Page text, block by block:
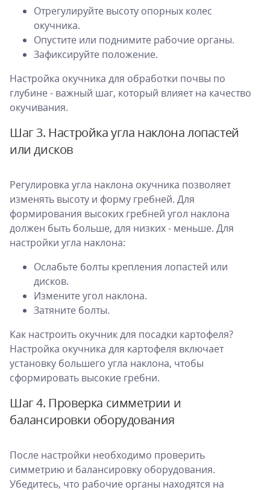
Отрегулируйте высоту опорных колес
окучника.
Опустите или поднимите рабочие органы.
Зафиксируйте положение.
Настройка окучника для обработки почвы по
глубине - важный шаг, который влияет на качество
окучивания.
Шаг 3. Настройка угла наклона лопастей
или дисков
Регулировка угла наклона окучника позволяет
изменять высоту и форму гребней. Для
формирования высоких гребней угол наклона
должен быть больше, для низких - меньше. Для
настройки угла наклона:
Ослабьте болты крепления лопастей или
дисков.
Измените угол наклона.
Затяните болты.
Как настроить окучник для посадки картофеля?
Настройка окучника для картофеля включает
установку большего угла наклона, чтобы
сформировать высокие гребни.
Шаг 4. Проверка симметрии и
балансировки оборудования
После настройки необходимо проверить
симметрию и балансировку оборудования.
Убедитесь, что рабочие органы находятся на